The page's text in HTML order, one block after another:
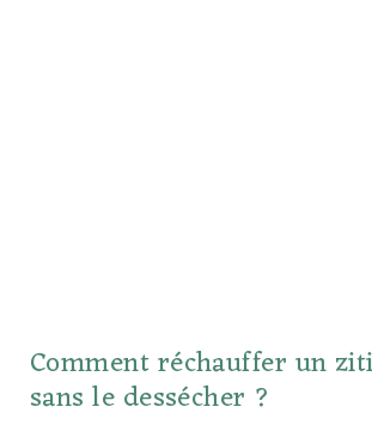
Comment réchauffer un
sans le dessécher ?